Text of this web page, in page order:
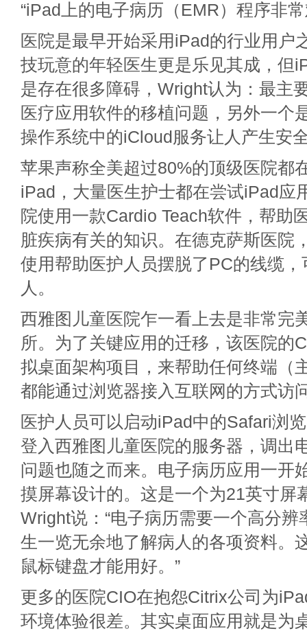
“iPad上的电子病历（EMR）程序非常
医院是最早开始采用iPad的行业用户
技玩意的年轻医生更是乐见其成，但
是存在很多障碍，Wright认为：最主
医疗应用软件的移植问题，另外一个
操作系统中的iCloud服务让人产生安
苹果声称全美超过80%的顶级医院都
iPad，大量医生护士都在尝试iPad应
院使用一款Cardio Teach软件，帮助
脏疾病有关的知识。在德克萨斯医院
使用帮助医护人员摆脱了PC的线缆
人。
西雅图儿童医院乍一看上去是非常完
所。为了关键应用的迁移，该医院的
拟桌面架构项目，来帮助任何终端（
都能通过浏览器接入互联网的方式访
医护人员可以启动iPad中的Safari浏
登入西雅图儿童医院的服务器，调出
问题也随之而来。电子病历应用一开
摸屏幕设计的。这是一个为21英寸屏
Wright说：“电子病历需要一个高分辨
生一览无余地了解病人的各项资料。
鼠标键盘才能用好。”
更多的医院CIO在抱怨Citrix公司为
环境体验很差。其实桌面应用就是为